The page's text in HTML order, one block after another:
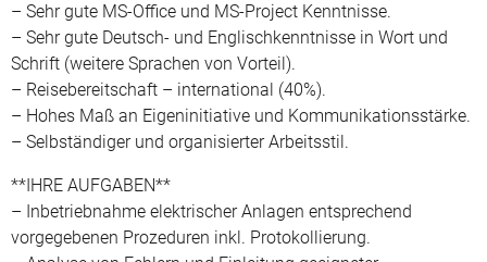
– Sehr gute MS-Office und MS-Project Kenntnisse.
– Sehr gute Deutsch- und Englischkenntnisse in Wort und
Schrift (weitere Sprachen von Vorteil).
– Reisebereitschaft – international (40%).
– Hohes Maß an Eigeninitiative und Kommunikationsstärke.
– Selbständiger und organisierter Arbeitsstil.
**IHRE AUFGABEN**
– Inbetriebnahme elektrischer Anlagen entsprechend
vorgegebenen Prozeduren inkl. Protokollierung.